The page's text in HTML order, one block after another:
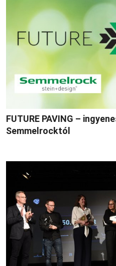
FUTURE PAVING –
Semmelrocktól